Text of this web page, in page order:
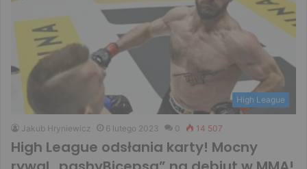
High League
Jakub Hryniewicz 6 lutego 2023 0 14 507
High League odsłania karty! Mocny